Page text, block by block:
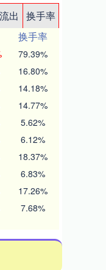
出
换手率
换手率
79.39%
16.80%
14.18%
14.77%
5.62%
6.12%
18.37%
6.83%
17.26%
7.68%